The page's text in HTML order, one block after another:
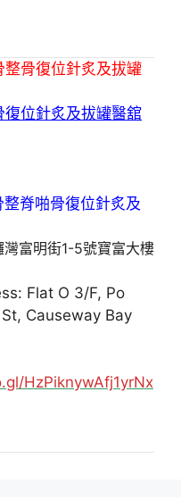
骨復位針炙及拔罐
位針炙及拔罐醫舘
富明街1-5號寶富大樓
Flat O 3/F, Po
Causeway Bay
HzPiknywAfj1yrNx